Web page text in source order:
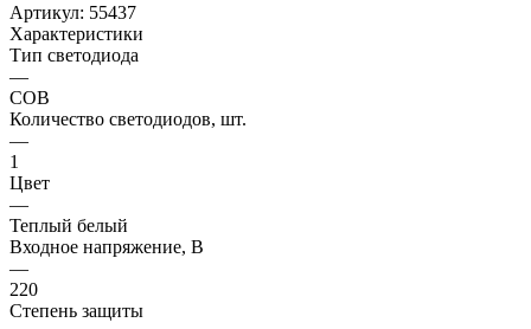
Артикул: 55437
Характеристики
Тип светодиода
—
COB
Количество светодиодов, шт.
—
1
Цвет
—
Теплый белый
Входное напряжение, В
—
220
Степень защиты